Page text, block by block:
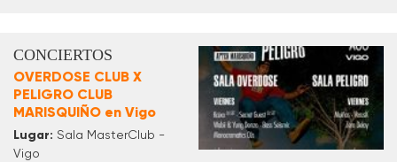
CONCIERTOS
OVERDOSE CLUB X
PELIGRO CLUB
MARISQUIÑO en Vigo
Lugar: Sala MasterClub -
Vigo